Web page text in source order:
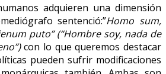
adquieren una dimensión
sentenció:”Homo sum,
puto” (“Hombre soy, nada de
con lo que queremos destacar
pueden sufrir modificaciones